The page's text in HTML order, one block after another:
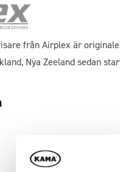
från Airplex är
Nya Zeeland sedan